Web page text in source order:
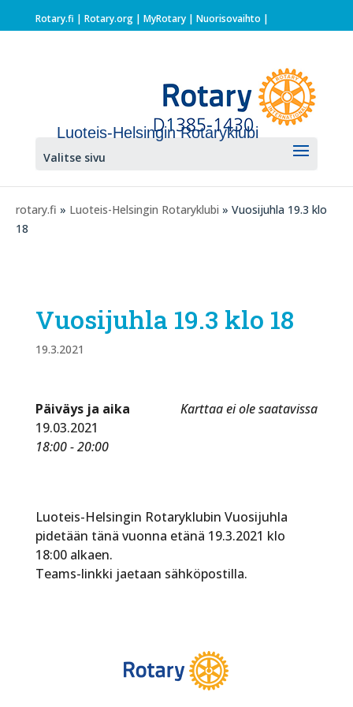
Rotary.fi | Rotary.org| MyRotary | Nuorisovaihto |
Luoteis-Helsingin Rotaryklubi
Valitse sivu
rotary.fi » Luoteis-Helsingin Rotaryklubi » Vuosijuhla 19.3 klo
18
Vuosijuhla 19.3 klo 18
19.3.2021
Karttaa ei ole saatavissa
Päiväys ja aika
19.03.2021
18:00 - 20:00
Luoteis-Helsingin Rotaryklubin Vuosijuhla
pidetään tänä vuonna etänä 19.3.2021 klo
18:00 alkaen.
Teams-linkki jaetaan sähköpostilla.